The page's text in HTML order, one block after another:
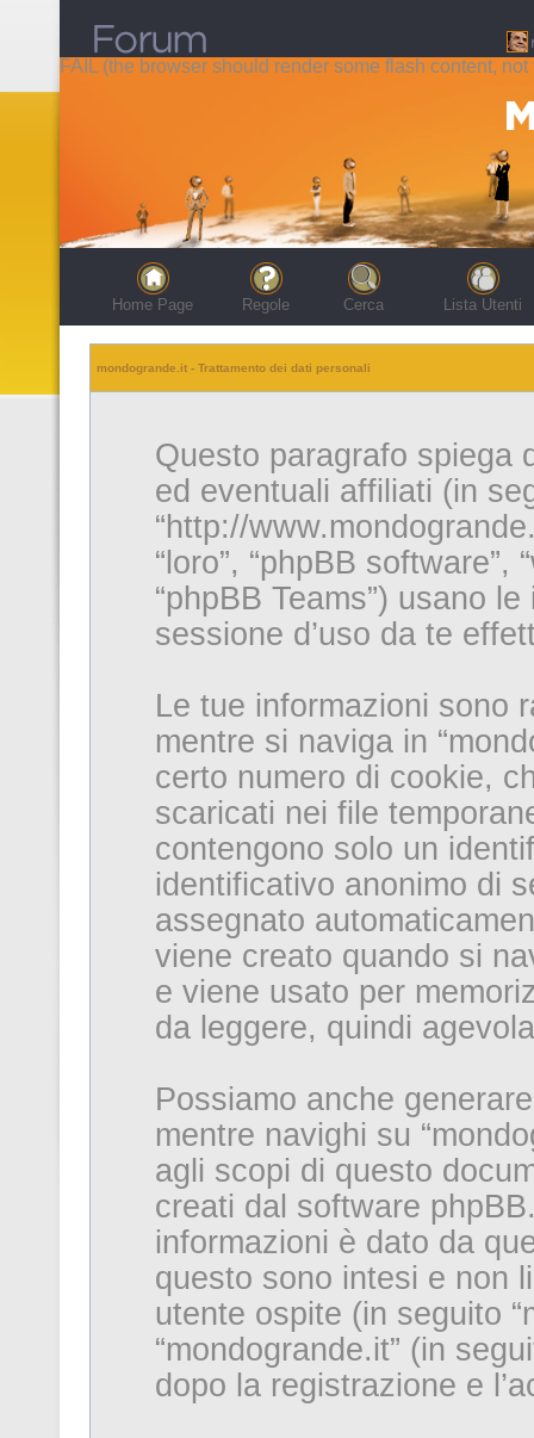
FAIL (the browser should render some flash content, not
Home Page Regole Cerca Lista Utenti
mondogrande.it - Trattamento dei dati personali
Questo paragrafo spiega
ed eventuali affiliati (in
“http://
“loro”, “phpBB software”,
“phpBB Teams”) usano
sessione d’uso da te
Le tue informazioni sono
mentre si naviga in
certo numero di cookie,
scaricati nei file
contengono solo un
identificativo anonimo di
assegnato
viene creato quando si
e viene usato per
da leggere, quindi
Possiamo anche
mentre navighi su
agli scopi di questo
creati dal software
informazioni è dato da
questo sono intesi e non
utente ospite (in seguito
“mondogrande.it” (in
dopo la registrazione e